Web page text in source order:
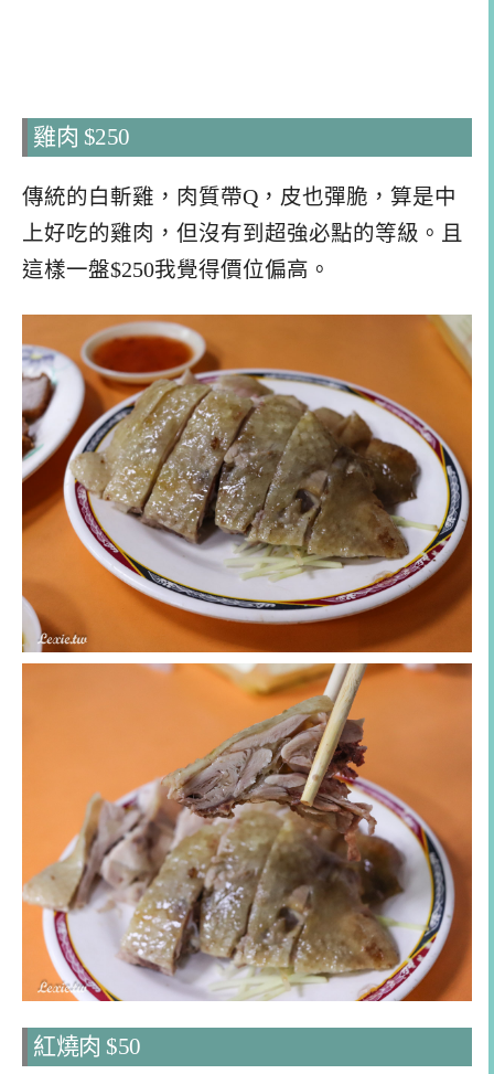
雞肉 $250
傳統的白斬雞，肉質帶Q，皮也彈脆，算是中
上好吃的雞肉，但沒有到超強必點的等級。且
這樣一盤$250我覺得價位偏高。
紅燒肉 $50